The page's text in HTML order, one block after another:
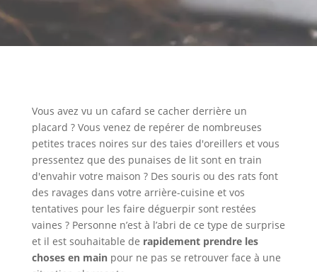
Vous avez vu un cafard se cacher derrière un
placard ? Vous venez de repérer de nombreuses
petites traces noires sur des taies d'oreillers et vous
pressentez que des punaises de lit sont en train
d'envahir votre maison ? Des souris ou des rats font
des ravages dans votre arrière-cuisine et vos
tentatives pour les faire déguerpir sont restées
vaines ? Personne n’est à l’abri de ce type de surprise
et il est souhaitable de rapidement prendre les
choses en mainpour ne pas se retrouver face à une